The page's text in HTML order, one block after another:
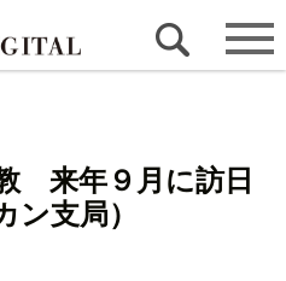
来年９月に訪日
ン支局）